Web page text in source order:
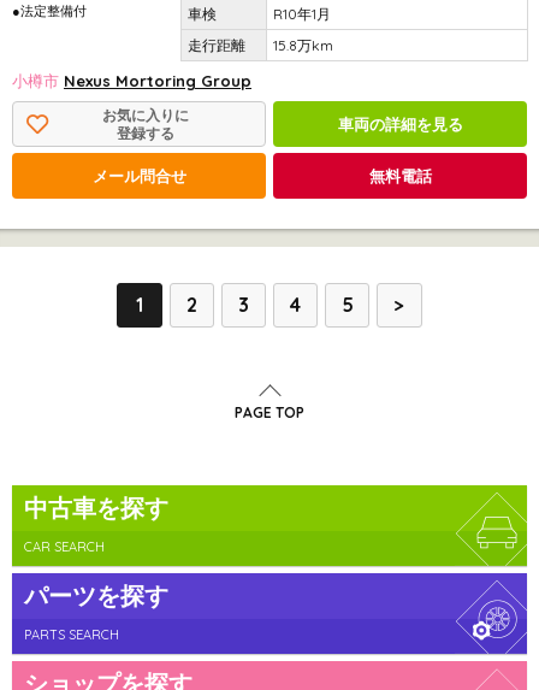
●法定整備付
R10年1月
15.8万km
小樽市 Nexus Mortoring Group
お気に入りに
登録する
車両の詳細を見る
メール問合せ 無料電話
1 2 3 4 5 >
PAGE TOP
中古車を探す
CAR SEARCH
パーツを探す
PARTS SEARCH
ショップを探す